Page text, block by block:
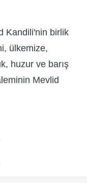
Kandili'nin birlik
ülkemize,
huzur ve barış
Mevlid